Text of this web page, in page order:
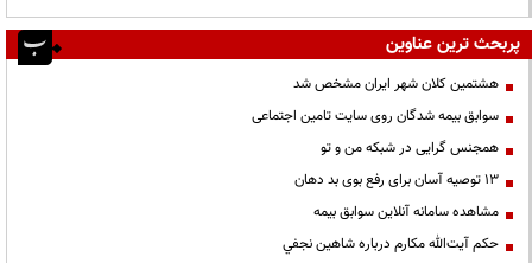
پربحث ترین عناوین
هشتمین کلان شهر ایران مشخص شد
سوابق بیمه شدگان روی سایت تامین اجتماعی
همجنس گرایی در شبکه من و تو
13 توصیه آسان برای رفع بوی بد دهان
مشاهده سامانه آنلاين سوابق بیمه
حكم آيت‌الله مكارم درباره شاهين نجفي